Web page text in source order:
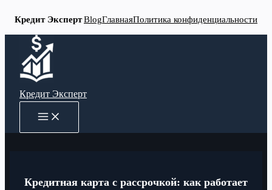
Кредит ЭкспертBlogГлавнаяПолитика конфиденциальности
Перейти
содержимому
Кредит Эксперт
MAIN
MENU
Кредитная карта с рассрочкой: как работает